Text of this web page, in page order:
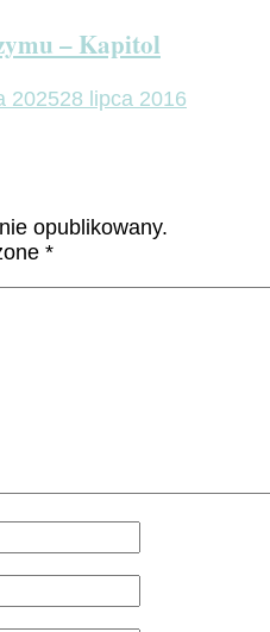
– Kapitol
202528 lipca 2016
opublikowany.
*